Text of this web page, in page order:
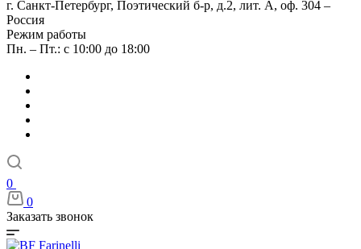
г. Санкт-Петербург, Поэтический б-р, д.2, лит. А, оф. 304 –
Россия
Режим работы
Пн. – Пт.: с 10:00 до 18:00
0
0
Заказать звонок